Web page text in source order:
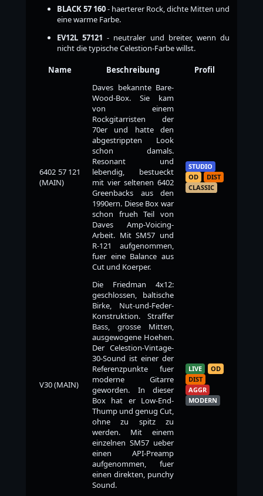
BLACK 57 160- haerterer Rock, dichte Mitten und
eine warme Farbe.
EV12L 57121 - neutraler und breiter, wenn du
nicht die typische Celestion-Farbe willst.
Name Beschreibung Profil
6402 57 121
(MAIN)
Daves bekannte Bare-
Wood-Box. Sie kam
von einem
Rockgitarristen der
70er und hatte den
abgestrippten Look
schon damals.
Resonant und
lebendig, bestueckt
mit vier seltenen 6402
Greenbacks aus den
1990ern. Diese Box war
schon frueh Teil von
Daves Amp-Voicing-
Arbeit. Mit SM57 und
R-121 aufgenommen,
fuer eine Balance aus
Cut und Koerper.
STUDIO
OD
DIST
CLASSIC
V30 (MAIN)
Die Friedman 4x12:
geschlossen, baltische
Birke, Nut-und-Feder-
Konstruktion. Straffer
Bass, grosse Mitten,
ausgewogene Hoehen.
Der Celestion-Vintage-
30-Sound ist einer der
Referenzpunkte fuer
moderne Gitarre
geworden. In dieser
Box hat er Low-End-
Thump und genug Cut,
ohne zu spitz zu
werden. Mit einem
einzelnen SM57 ueber
einen API-Preamp
aufgenommen, fuer
einen direkten, punchy
Sound.
LIVE
OD
DIST
AGGR
MODERN